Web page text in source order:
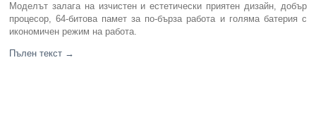
Аксесоари
Смартфони
Моделът залага на изчистен и естетически приятен дизайн, добър
процесор, 64-битова памет за по-бърза работа и голяма батерия с
икономичен режим на работа.
Пълен текст →